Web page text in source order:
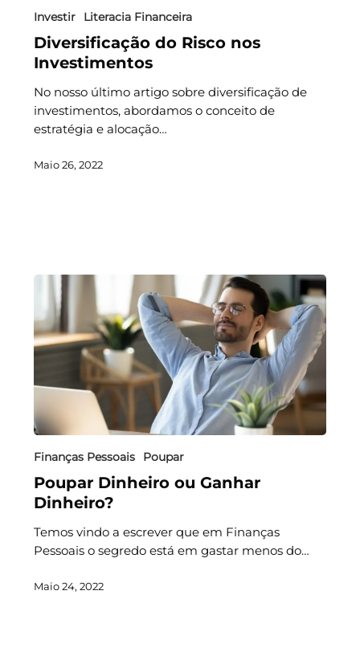
Investir Literacia Financeira
Diversificação do Risco nos
Investimentos
No nosso último artigo sobre diversificação de
investimentos, abordamos o conceito de
estratégia e alocação…
Maio 26, 2022
Finanças Pessoais Poupar
Poupar Dinheiro ou Ganhar
Dinheiro?
Temos vindo a escrever que em Finanças
Pessoais o segredo está em gastar menos do…
Maio 24, 2022